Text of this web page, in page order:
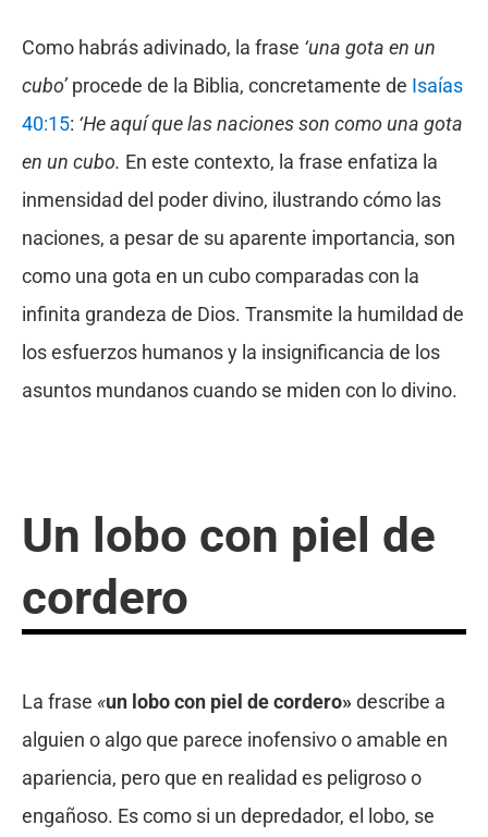
Como habrás adivinado, la frase ‘una gota en un
cubo’procede de la Biblia, concretamente de Isaías
40:15: ‘He aquí que las naciones son como una gota
en un cubo. En este contexto, la frase enfatiza la
inmensidad del poder divino, ilustrando cómo las
naciones, a pesar de su aparente importancia, son
como una gota en un cubo comparadas con la
infinita grandeza de Dios. Transmite la humildad de
los esfuerzos humanos y la insignificancia de los
asuntos mundanos cuando se miden con lo divino.
Un lobo con piel de
cordero
La frase «un lobo con piel de cordero»describe a
alguien o algo que parece inofensivo o amable en
apariencia, pero que en realidad es peligroso o
engañoso. Es como si un depredador, el lobo, se